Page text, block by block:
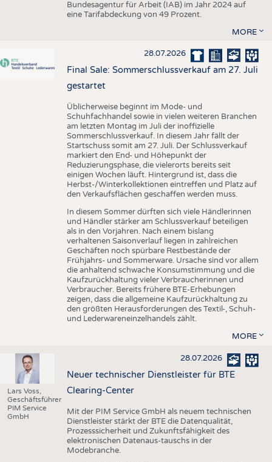
Bundesagentur für Arbeit (IAB) im Jahr 2024 auf
eine Tarifabdeckung von 49 Prozent.
MORE
28.07.2026
Final Sale: Sommerschlussverkauf am 27. Juli
gestartet
Üblicherweise beginnt im Mode- und
Schuhfachhandel sowie in vielen weiteren Branchen
am letzten Montag im Juli der inoffizielle
Sommerschlussverkauf. In diesem Jahr fällt der
Startschuss somit am 27. Juli. Der Schlussverkauf
markiert den End- und Höhepunkt der
Reduzierungsphase, die vielerorts bereits seit
einigen Wochen läuft. Hintergrund ist, dass die
Herbst-/Winterkollektionen eintreffen und Platz auf
den Verkaufsflächen geschaffen werden muss.
In diesem Sommer dürften sich viele Händlerinnen
und Händler stärker am Schlussverkauf beteiligen
als in den Vorjahren. Nach einem bislang
verhaltenen Saisonverlauf liegen in zahlreichen
Geschäften noch spürbare Restbestände der
Frühjahrs- und Sommerware. Ursache sind vor allem
die anhaltend schwache Konsumstimmung und die
Kaufzurückhaltung vieler Verbraucherinnen und
Verbraucher. Bereits frühere BTE-Erhebungen
zeigen, dass die allgemeine Kaufzurückhaltung zu
den größten Herausforderungen des Textil-, Schuh-
und Lederwareneinzelhandels zählt.
MORE
Lars Voss,
Geschäftsführer
PIM Service
GmbH
28.07.2026
Neuer technischer Dienstleister für BTE
Clearing-Center
Mit der PIM Service GmbH als neuem technischen
Dienstleister stärkt der BTE die Datenqualität,
Prozesssicherheit und Zukunftsfähigkeit des
elektronischen Datenaus-tauschs in der
Modebranche.